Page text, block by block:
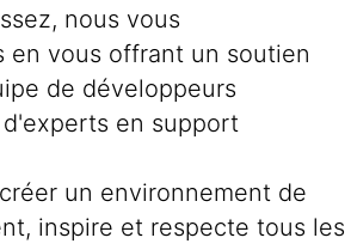
nous vous
en vous offrant un soutien
de développeurs
en support
un environnement de
inspire et respecte tous les